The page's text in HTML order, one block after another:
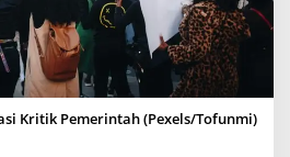
Kritik Pemerintah (Pexels/Tofunmi)